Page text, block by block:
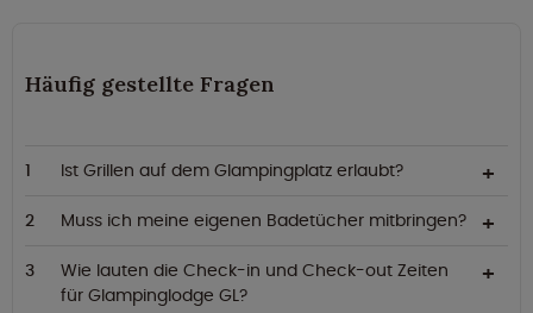
Häufig gestellte Fragen
Ist Grillen auf dem Glampingplatz erlaubt?
Muss ich meine eigenen Badetücher mitbringen?
Wie lauten die Check-in und Check-out Zeiten
für Glampinglodge GL?